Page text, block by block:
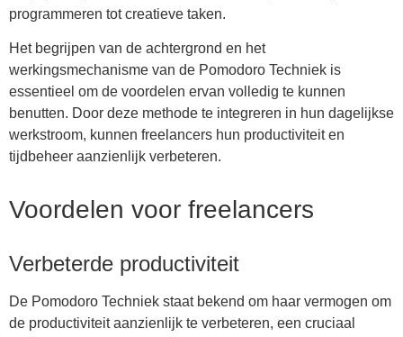
programmeren tot creatieve taken.
Het begrijpen van de achtergrond en het
werkingsmechanisme van de Pomodoro Techniek is
essentieel om de voordelen ervan volledig te kunnen
benutten. Door deze methode te integreren in hun dagelijkse
werkstroom, kunnen freelancers hun productiviteit en
tijdbeheer aanzienlijk verbeteren.
Voordelen voor freelancers
Verbeterde productiviteit
De Pomodoro Techniek staat bekend om haar vermogen om
de productiviteit aanzienlijk te verbeteren, een cruciaal